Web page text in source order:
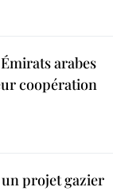
arabes
coopération
un projet gazier